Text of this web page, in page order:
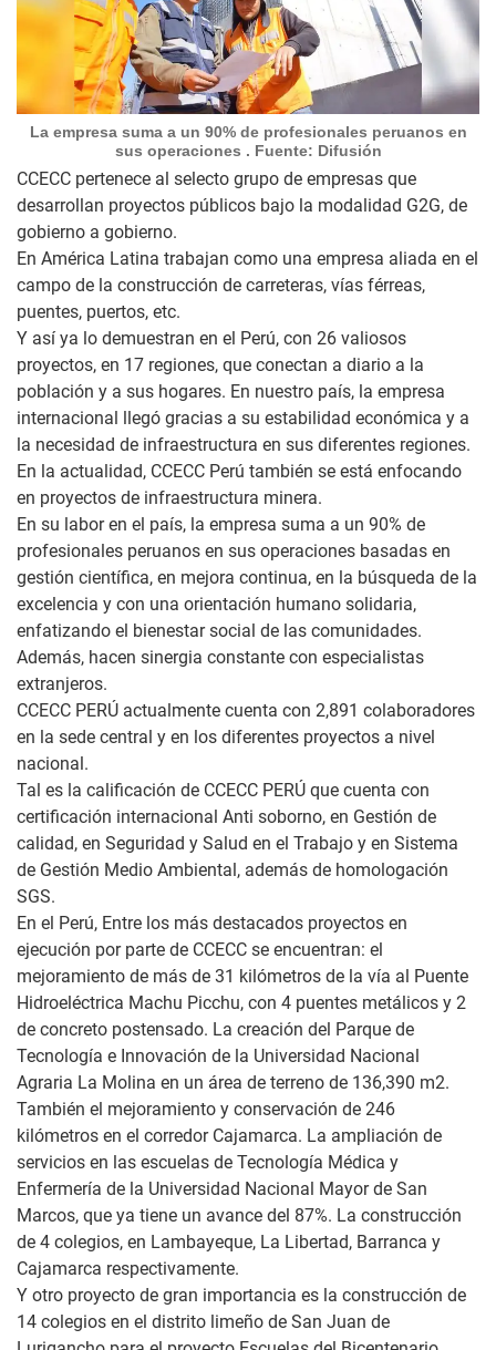
La empresa suma a un 90% de profesionales peruanos en
sus operaciones . Fuente: Difusión
CCECC pertenece al selecto grupo de empresas que
desarrollan proyectos públicos bajo la modalidad G2G, de
gobierno a gobierno.
En América Latina trabajan como una empresa aliada en el
campo de la construcción de carreteras, vías férreas,
puentes, puertos, etc.
Y así ya lo demuestran en el Perú, con 26 valiosos
proyectos, en 17 regiones, que conectan a diario a la
población y a sus hogares. En nuestro país, la empresa
internacional llegó gracias a su estabilidad económica y a
la necesidad de infraestructura en sus diferentes regiones.
En la actualidad, CCECC Perú también se está enfocando
en proyectos de infraestructura minera.
En su labor en el país, la empresa suma a un 90% de
profesionales peruanos en sus operaciones basadas en
gestión científica, en mejora continua, en la búsqueda de la
excelencia y con una orientación humano solidaria,
enfatizando el bienestar social de las comunidades.
Además, hacen sinergia constante con especialistas
extranjeros.
CCECC PERÚ actualmente cuenta con 2,891 colaboradores
en la sede central y en los diferentes proyectos a nivel
nacional.
Tal es la calificación de CCECC PERÚ que cuenta con
certificación internacional Anti soborno, en Gestión de
calidad, en Seguridad y Salud en el Trabajo y en Sistema
de Gestión Medio Ambiental, además de homologación
SGS.
En el Perú, Entre los más destacados proyectos en
ejecución por parte de CCECC se encuentran: el
mejoramiento de más de 31 kilómetros de la vía al Puente
Hidroeléctrica Machu Picchu, con 4 puentes metálicos y 2
de concreto postensado. La creación del Parque de
Tecnología e Innovación de la Universidad Nacional
Agraria La Molina en un área de terreno de 136,390 m2.
También el mejoramiento y conservación de 246
kilómetros en el corredor Cajamarca. La ampliación de
servicios en las escuelas de Tecnología Médica y
Enfermería de la Universidad Nacional Mayor de San
Marcos, que ya tiene un avance del 87%. La construcción
de 4 colegios, en Lambayeque, La Libertad, Barranca y
Cajamarca respectivamente.
Y otro proyecto de gran importancia es la construcción de
14 colegios en el distrito limeño de San Juan de